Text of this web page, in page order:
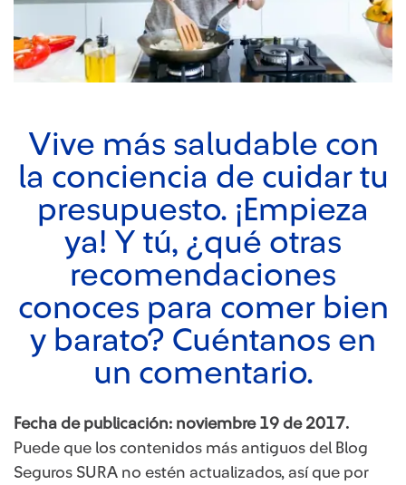
Vive más saludable con
la conciencia de cuidar tu
presupuesto. ¡Empieza
ya! Y tú, ¿qué otras
recomendaciones
conoces para comer bien
y barato? Cuéntanos en
un comentario.
Fecha de publicación: noviembre 19 de 2017.
Puede que los contenidos más antiguos del Blog
Seguros SURA no estén actualizados, así que por